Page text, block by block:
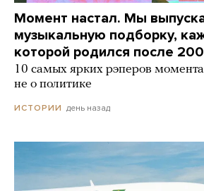
Момент настал. Мы
музыкальную подборку,
которой родился после
10 самых ярких рэперов
не о политике
ИСТОРИИ день назад